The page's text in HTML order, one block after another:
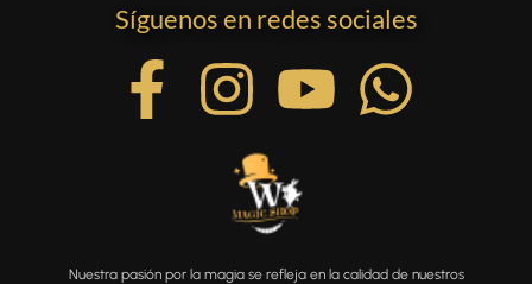
Síguenos en redes sociales
Nuestra pasión por la magia se refleja en la calidad de nuestros